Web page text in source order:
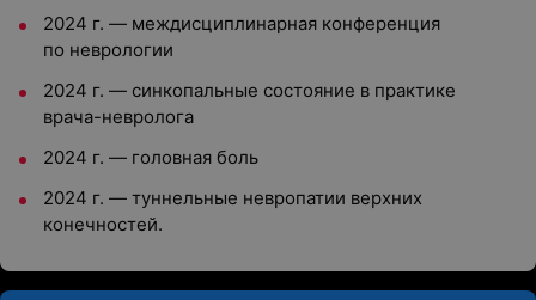
2024 г. — междисциплинарная конференция
по неврологии
2024 г. — синкопальные состояние в практике
врача-невролога
2024 г. — головная боль
2024 г. — туннельные невропатии верхних
конечностей.